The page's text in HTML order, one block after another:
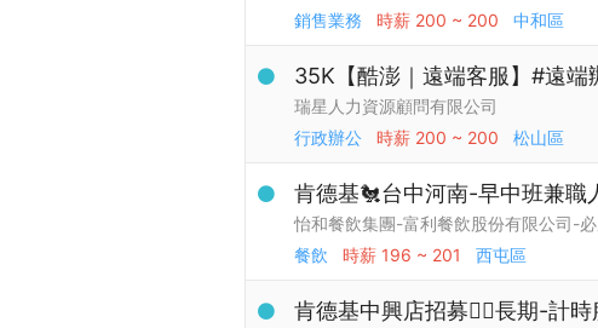
銷售業務
時薪 200 ~ 200 中和區
35K【酷澎｜遠端客服】#遠端
瑞星人力資源顧問有限公司
行政辦公
時薪 200 ~ 200 松山區
肯德基🐔台中河南-早中班兼
怡和餐飲集團-富利餐飲股份有限公司-
餐飲
時薪 196 ~ 201 西屯區
肯德基中興店招募👉🏻長期-計